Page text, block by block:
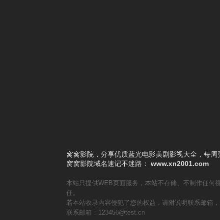
窝窝影院，分享优质蓝光电影美剧影视大全，每
窝窝影院域名速记不迷路： www.xn2001.com
本站只提供WEB页面服务，本站不存储、不制作任何
任。
若本站收录内容侵犯了您的权益，请附说明联系邮箱，
联系邮箱：123456@test.cn